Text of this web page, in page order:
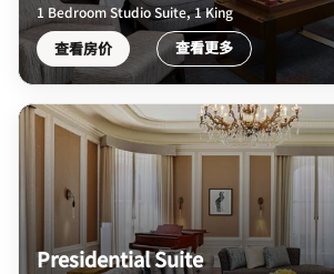
1 Bedroom Studio Suite, 1 King
查看房价 查看更多
Presidential Suite